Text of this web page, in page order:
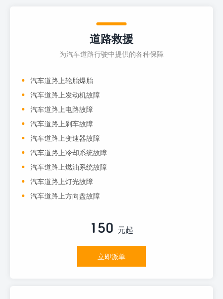
道路救援
为汽车道路行驶中提供的各种保障
汽车道路上轮胎爆胎
汽车道路上发动机故障
汽车道路上电路故障
汽车道路上刹车故障
汽车道路上变速器故障
汽车道路上冷却系统故障
汽车道路上燃油系统故障
汽车道路上灯光故障
汽车道路上方向盘故障
150 元起
立即派单